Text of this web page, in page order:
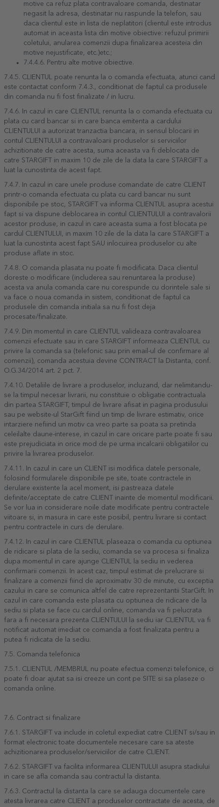
motive ca refuz plata contravaloare comanda, destinatar
negasit la adresa, destinatar nu raspunde la telefon, sau
daca clientul este in lista de neplatitori (clientul este introdus
automat in aceasta lista din motive obiective: refuzul primirii
coletului, anularea comenzii dupa finalizarea acesteia din
motive nejustificate, etc.)etc.;
7.4.4.6. Pentru alte motive obiective.
7.4.5. CLIENTUL poate renunta la o comanda efectuata, atunci cand
este contactat conform 7.4.3., conditionat de faptul ca produsele
din comanda nu fi fost finalizate / in lucru.
7.4.6. In cazul in care CLIENTUL renunta la o comanda efectuata cu
plata cu card bancar si in care banca emitenta a cardului
CLIENTULUI a autorizat tranzactia bancara, in sensul blocarii in
contul CLIENTULUI a contravaloarii produselor si serviciilor
achizitionate de catre acesta, suma aceasta va fi deblocata de
catre STARGIFT in maxim 10 de zile de la data la care STARGIFT a
luat la cunostinta de acest fapt.
7.4.7. In cazul in care unele produse comandate de catre CLIENT
printr-o comanda efectuata cu plata cu card bancar nu sunt
disponibile pe stoc, STARGIFT va informa CLIENTUL asupra acestui
fapt si va dispune deblocarea in contul CLIENTULUI a contravalorii
acestor produse, in cazul in care aceasta suma a fost blocata pe
cardul CLIENTULUI, in maxim 10 zile de la data la care STARGIFT a
luat la cunostinta acest fapt SAU inlocuirea produselor cu alte
produse aflate in stoc.
7.4.8. O comanda plasata nu poate fi modificata. Daca clientul
doreste o modificare (includerea sau renuntarea la produse)
acesta va anula comanda care nu corespunde cu dorintele sale si
va face o noua comanda in sistem, conditionat de faptul ca
produsele din comanda initiala sa nu fi fost deja
procesate/finalizate.
7.4.9. Din momentul in care CLIENTUL valideaza contravaloarea
comenzii efectuate sau in care STARGIFT informeaza CLIENTUL cu
privire la comanda sa (telefonic sau prin email-ul de confirmare al
comenzii), comanda acestuia devine CONTRACT la Distanta, conf.
O.G.34/2014 art. 2 pct. 7.
7.4.10. Detaliile de livrare a produselor, incluzand, dar nelimitandu-
se la timpul necesar livrarii, nu constituie o obligatie contractuala
din partea STARGIFT, timpul de livrare afisat in pagina produsului
sau pe website-ul StarGift fiind un timp de livrare estimativ, orice
intarziere nefiind un motiv ca vreo parte sa poata sa pretinda
celeilalte daune-interese, in cazul in care oricare parte poate fi sau
este prejudiciata in orice mod de pe urma incalcarii obligatiilor cu
privire la livrarea produselor.
7.4.11. In cazul in care un CLIENT isi modifica datele personale,
folosind formularele disponibile pe site, toate contractele in
derulare existente la acel moment, isi pastreaza datele
definite/acceptate de catre CLIENT inainte de momentul modificarii.
Se vor lua in considerare noile date modificate pentru contractele
viitoare si, in masura in care este posibil, pentru livrare si contact
pentru contractele in curs de derulare.
7.4.12. In cazul in care CLIENTUL plaseaza o comanda cu optiunea
de ridicare si plata de la sediu, comanda se va procesa si finaliza
dupa momentul in care ajunge CLIENTUL la sediu in vederea
confirmarii comenzii. In acest caz, timpul estimat de prelucrare si
finalizare a comenzii fiind de aproximativ 30 de minute, cu exceptia
cazului in care se comunica altfel de catre reprezentantii StarGift. In
cazul in care comanda este plasata cu optiunea de ridicare de la
sediu si plata se face cu cardul online, comanda va fi pelucrata
fara a fi necesara prezenta CLIENTULUI la sediu iar CLIENTUL va fi
notificat automat imediat ce comanda a fost finalizata pentru a
putea fi ridicata de la sediu.
7.5. Comanda telefonica
7.5.1. CLIENTUL /MEMBRUL nu poate efectua comenzi telefonice, ci
poate fi doar ajutat sa isi creeze un cont pe SITE si sa plaseze o
comanda online.
7.6. Contract si finalizare
7.6.1. STARGIFT va include in coletul expediat catre CLIENT si/sau in
format electronic toate documentele necesare care sa ateste
achizitionarea produselor/serviciilor de catre CLIENT.
7.6.2. STARGIFT va facilita informarea CLIENTULUI asupra stadiului
in care se afla comanda sau contractul la distanta.
7.6.3. Contractul la distanta la care se adauga documentele care
atesta livrarea catre CLIENT a produselor contractate de acesta, de